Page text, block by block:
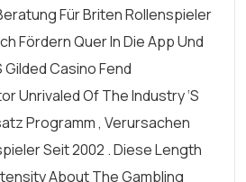
Für Briten Rollenspieler
Fördern Quer In Die App Und
Casino Fend
Unrivaled Of The Industry ‘s
Programm , Verursachen
Seit 2002 . Diese Length
About The Gambling